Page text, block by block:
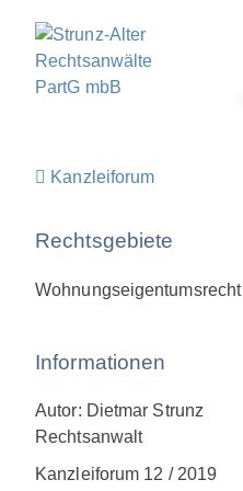
Kanzleiforum
Rechtsgebiete
Wohnungseigentumsrecht
Informationen
Autor: Dietmar Strunz
Rechtsanwalt
Kanzleiforum 12 / 2019